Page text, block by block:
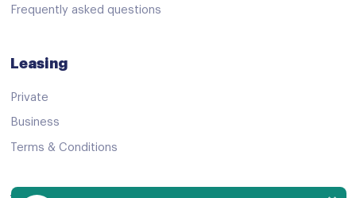
Airbag(s) gordijn
Airbag(s) hoofd voor
Airbag(s) knie
Airbag(s) side voor
Airbag(s) window
Frequently asked questions
Leasing
Private
Business
Terms & Conditions